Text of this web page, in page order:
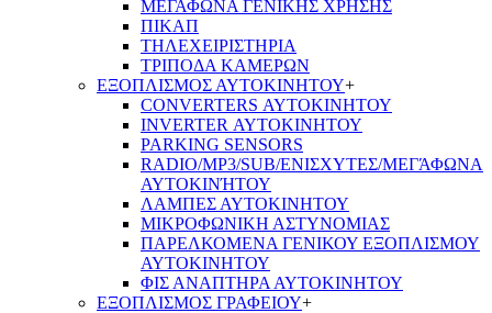
ΜΕΓΑΦΩΝΑ ΓΕΝΙΚΗΣ ΧΡΗΣΗΣ
ΠΙΚΑΠ
ΤΗΛΕΧΕΙΡΙΣΤΗΡΙΑ
ΤΡΙΠΟΔΑ ΚΑΜΕΡΩΝ
ΕΞΟΠΛΙΣΜΟΣ ΑΥΤΟΚΙΝΗΤΟΥ+
CONVERTERS ΑΥΤΟΚΙΝΗΤΟΥ
INVERTER ΑΥΤΟΚΙΝΗΤΟΥ
PARKING SENSORS
RADIO/MP3/SUB/ΕΝΙΣΧΥΤΕΣ/ΜΕΓΆΦΩΝΑ
ΑΥΤΟΚΙΝΉΤΟΥ
ΛΑΜΠΕΣ ΑΥΤΟΚΙΝΗΤΟΥ
ΜΙΚΡΟΦΩΝΙΚΗ ΑΣΤΥΝΟΜΙΑΣ
ΠΑΡΕΛΚΟΜΕΝΑ ΓΕΝΙΚΟΥ ΕΞΟΠΛΙΣΜΟΥ
ΑΥΤΟΚΙΝΗΤΟΥ
ΦΙΣ ΑΝΑΠΤΗΡΑ ΑΥΤΟΚΙΝΗΤΟΥ
ΕΞΟΠΛΙΣΜΟΣ ΓΡΑΦΕΙΟΥ+